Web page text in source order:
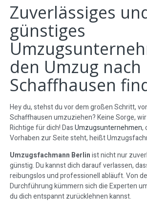
Zuverlässiges
günstiges
den Umzug nach
Schaffhausen
Hey du, stehst du vor dem großen Schritt,
Schaffhausen umzuziehen? Keine Sorge,
Richtige für dich! DasUmzugsunternehmen,
Vorhaben zur Seite steht, heißt
Umzugsfachmann Berlinist nicht nur
günstig. Du kannst dich darauf verlassen,
reibungslos und professionell abläuft. Von
Durchführung kümmern sich die Experten
du dich entspannt zurücklehnen kannst.